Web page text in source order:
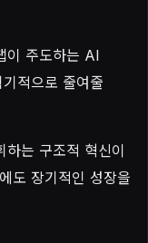
이 주도하는 AI
적으로 줄여줄
는 구조적 혁신이
도 장기적인 성장을